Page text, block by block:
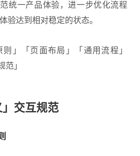
统一产品体验，进一步优化流程
验达到相对稳定的状态。
」「页面布局」「通用流程」
范」
交互规范